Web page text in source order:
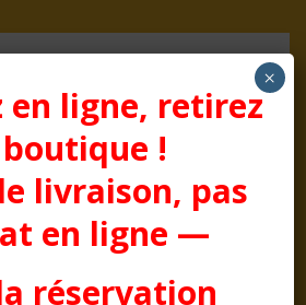
en ligne, retirez
!
livraison, pas
en ligne —
réservation
×